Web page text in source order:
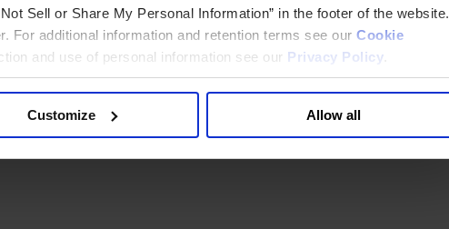
Sell or Share My Personal Information” in the footer of the website.
For additional information and retention terms see our Cookie
and use of personal information see our Privacy Policy
Customize Allow all